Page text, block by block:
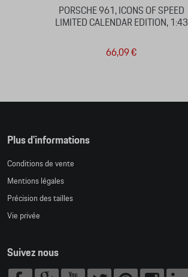
PORSCHE 961, ICONS OF SPEED
LIMITED CALENDAR EDITION, 1:43
66,09 €
Plus d'informations
Conditions de vente
Mentions légales
Précision des tailles
Vie privée
Suivez nous